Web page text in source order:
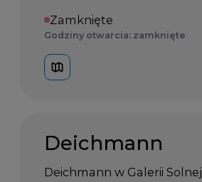
Zamknięte
Godziny otwarcia: zamknięte
Deichmann
Deichmann w Galerii Solnej